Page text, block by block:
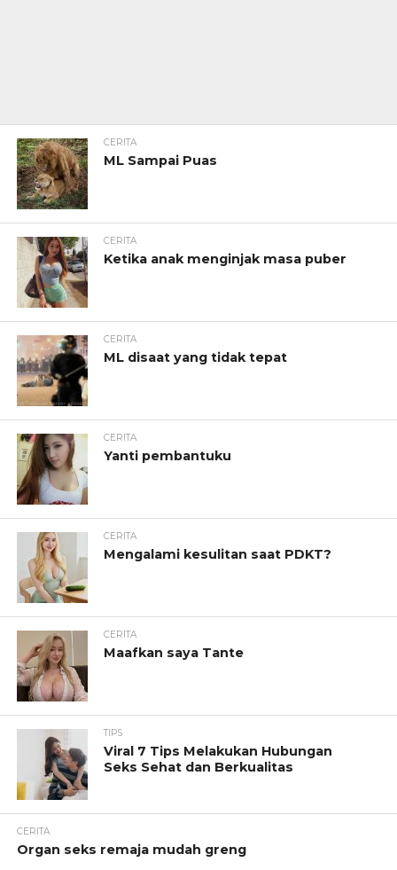
CERITA
ML Sampai Puas
CERITA
Ketika anak menginjak masa puber
CERITA
ML disaat yang tidak tepat
CERITA
Yanti pembantuku
CERITA
Mengalami kesulitan saat PDKT?
CERITA
Maafkan saya Tante
TIPS
Viral 7 Tips Melakukan Hubungan
Seks Sehat dan Berkualitas
CERITA
Organ seks remaja mudah greng